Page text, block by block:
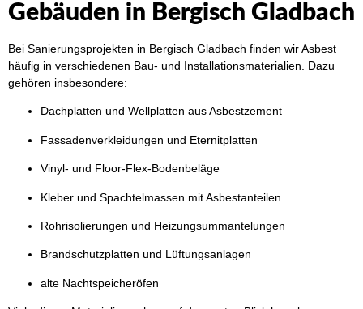
Gebäuden in Bergisch Gladbach
Bei Sanierungsprojekten in Bergisch Gladbach finden wir Asbest
häufig in verschiedenen Bau- und Installationsmaterialien. Dazu
gehören insbesondere:
Dachplatten und Wellplatten aus Asbestzement
Fassadenverkleidungen und Eternitplatten
Vinyl- und Floor-Flex-Bodenbeläge
Kleber und Spachtelmassen mit Asbestanteilen
Rohrisolierungen und Heizungsummantelungen
Brandschutzplatten und Lüftungsanlagen
alte Nachtspeicheröfen